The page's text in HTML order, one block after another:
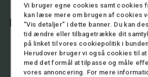
m
l
e
Vi bruger egne cookies samt cookies
kan læse mere om brugen af cookies
”Vis detaljer” i dette banner. Du kan
tid ændre eller tilbagetrække dit
på linket til vores cookiepolitik i
Herudover bruger vi også cookies til
med det formål at tilpasse og måle
vores annoncering. For mere